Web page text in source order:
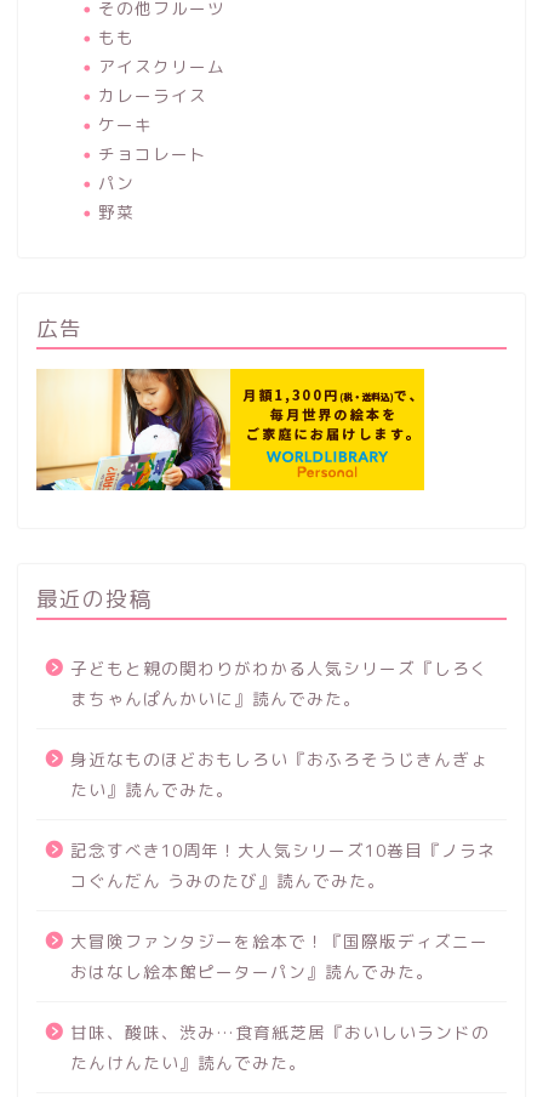
その他フルーツ
もも
アイスクリーム
カレーライス
ケーキ
チョコレート
パン
野菜
広告
最近の投稿
子どもと親の関わりがわかる人気シリーズ『しろく
まちゃんぱんかいに』読んでみた。
身近なものほどおもしろい『おふろそうじきんぎょ
たい』読んでみた。
記念すべき10周年！大人気シリーズ10巻目『ノラネ
コぐんだん うみのたび』読んでみた。
大冒険ファンタジーを絵本で！『国際版ディズニー
おはなし絵本館ピーターパン』読んでみた。
甘味、酸味、渋み…食育紙芝居『おいしいランドの
たんけんたい』読んでみた。